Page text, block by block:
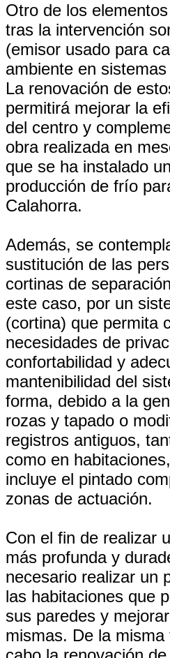
Otro de los
tras la intervención
(emisor usado para
ambiente en
La renovación de
permitirá mejorar la
del centro y
obra realizada en
que se ha instalado
producción de frío
Calahorra.
Además, se
sustitución de las
cortinas de
este caso, por un
(cortina) que permita
necesidades de
confortabilidad y
mantenibilidad del
forma, debido a la
rozas y tapado o
registros antiguos,
como en
incluye el pintado
zonas de actuación.
Con el fin de realizar
más profunda y
necesario realizar un
las habitaciones que
sus paredes y
mismas. De la